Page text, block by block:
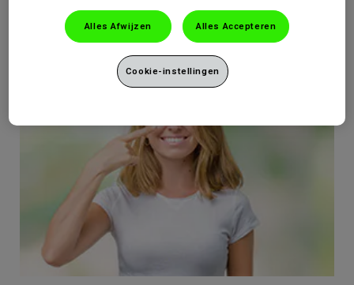
Gerelateerde inhoud
Alles Afwijzen Alles Accepteren
Cookie-instellingen